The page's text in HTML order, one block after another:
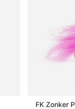
FK Zonker